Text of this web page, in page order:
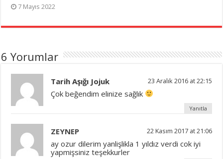
7 Mayıs 2022
6 Yorumlar
Tarih Aşığı Jojuk 23 Aralık 2016 at 22:15
Çok beğendim elinize sağlık
Yanıtla
ZEYNEP 22 Kasım 2017 at 21:06
ay ozur dilerim yanlişlikla 1 yıldız verdi cok iyi
yapmişsiniz teşekkurler